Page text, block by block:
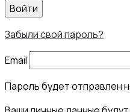
Войти
Забыли свой пароль?
Email
Пароль будет отправлен